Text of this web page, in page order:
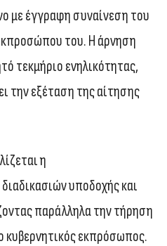
με έγγραφη συναίνεση του
του. Η άρνηση
τεκμήριο ενηλικότητας,
την εξέταση της αίτησης
η
υποδοχής και
παράλληλα την τήρηση
κυβερνητικός εκπρόσωπος.